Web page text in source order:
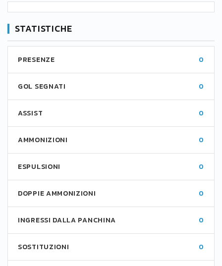
STATISTICHE
PRESENZE 0
GOL SEGNATI 0
ASSIST 0
AMMONIZIONI 0
ESPULSIONI 0
DOPPIE AMMONIZIONI 0
INGRESSI DALLA PANCHINA 0
SOSTITUZIONI 0